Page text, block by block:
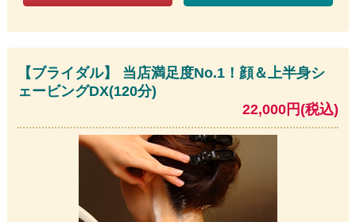
【ブライダル】 当店満足度No.1！顔＆上半身シ
ェービングDX(120分)
22,000円(税込)